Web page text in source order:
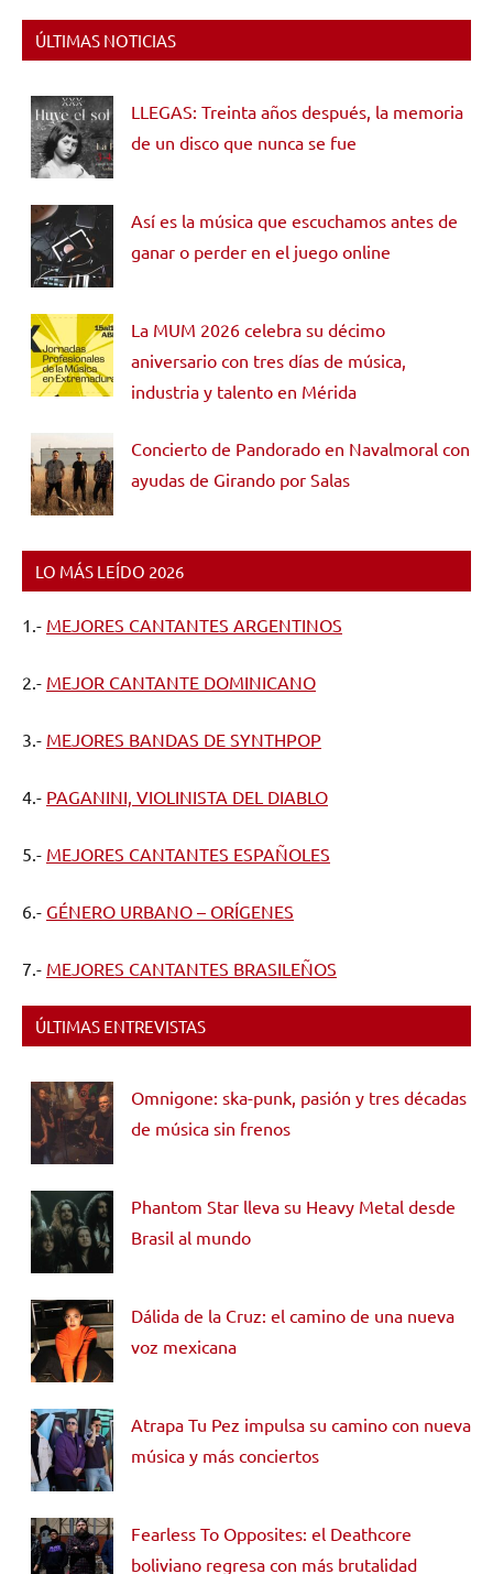
ÚLTIMAS NOTICIAS
LLEGAS: Treinta años después, la memoria
de un disco que nunca se fue
Así es la música que escuchamos antes de
ganar o perder en el juego online
La MUM 2026 celebra su décimo
aniversario con tres días de música,
industria y talento en Mérida
Concierto de Pandorado en Navalmoral con
ayudas de Girando por Salas
LO MÁS LEÍDO 2026
1.- MEJORES CANTANTES ARGENTINOS
2.- MEJOR CANTANTE DOMINICANO
3.- MEJORES BANDAS DE SYNTHPOP
4.- PAGANINI, VIOLINISTA DEL DIABLO
5.- MEJORES CANTANTES ESPAÑOLES
6.- GÉNERO URBANO – ORÍGENES
7.- MEJORES CANTANTES BRASILEÑOS
ÚLTIMAS ENTREVISTAS
Omnigone: ska-punk, pasión y tres décadas
de música sin frenos
Phantom Star lleva su Heavy Metal desde
Brasil al mundo
Dálida de la Cruz: el camino de una nueva
voz mexicana
Atrapa Tu Pez impulsa su camino con nueva
música y más conciertos
Fearless To Opposites: el Deathcore
boliviano regresa con más brutalidad